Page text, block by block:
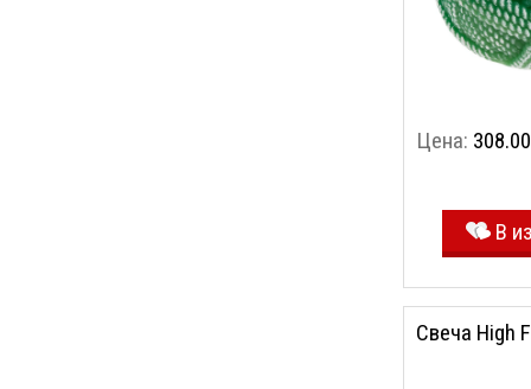
Цена:
В
Свеча High